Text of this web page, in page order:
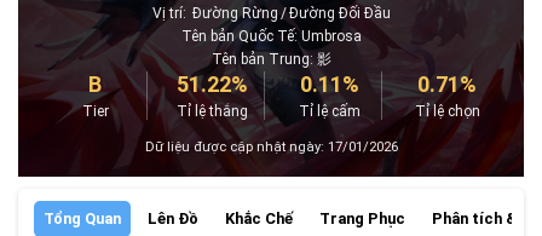
Vị trí: Đường Rừng
Đường Đối Đầu
Tên bản Quốc Tế: Umbrosa
Tên bản Trung: 影
B
Tier
51.22%
Tỉ lệ thắng
0.11%
Tỉ lệ cấm
0.71%
Tỉ lệ chọn
Dữ liệu được cập nhật ngày: 17/01/2026
Tổng Quan Lên Đồ Khắc Chế Trang Phục Phân tích &